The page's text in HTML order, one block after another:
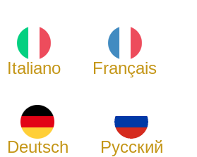
Italiano Français
Deutsch Русский